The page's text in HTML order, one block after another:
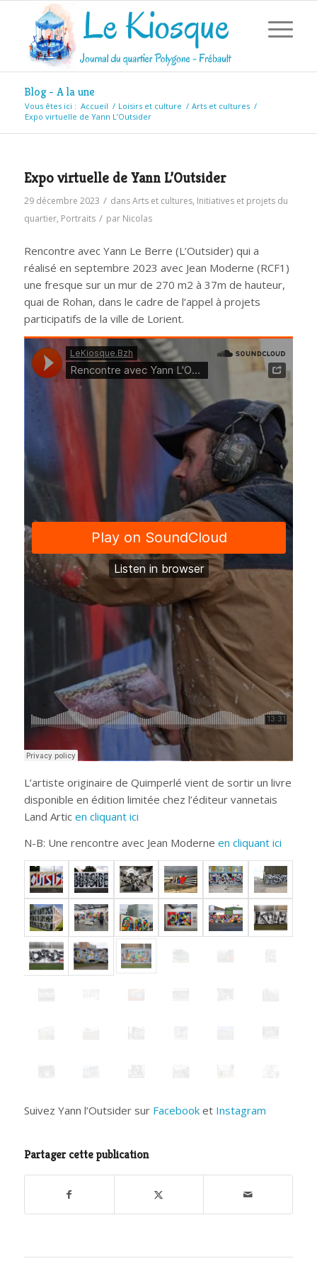
Blog - A la une
Vous êtes ici : Accueil / Loisirs et culture / Arts et cultures /
Expo virtuelle de Yann L’Outsider
Expo virtuelle de Yann L’Outsider
29 décembre 2023 / dansArts et cultures, Initiatives et projets du
quartier, Portraits / par Nicolas
Rencontre avec Yann Le Berre (L’Outsider) qui a
réalisé en septembre 2023 avec Jean Moderne (RCF1)
une fresque sur un mur de 270 m2 à 37m de hauteur,
quai de Rohan, dans le cadre de l’appel à projets
participatifs de la ville de Lorient.
L’artiste originaire de Quimperlé vient de sortir un livre
disponible en édition limitée chez l’éditeur vannetais
Land Artic en cliquant ici
N-B: Une rencontre avec Jean Moderne en cliquant ici
Suivez Yann l’Outsider sur Facebooket Instagram
Partager cette publication